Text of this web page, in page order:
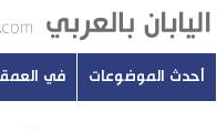
أحدث الموضوعات في